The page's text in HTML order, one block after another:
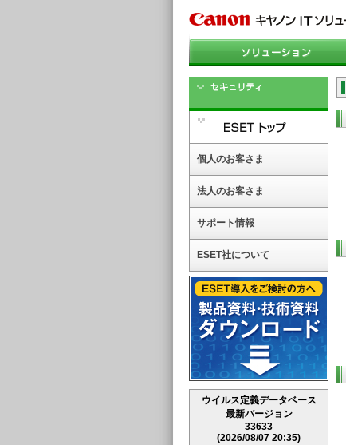
個人のお客さま
法人のお客さま
サポート情報
ESET社について
ウイルス定義データベース
最新バージョン
33633
(2026/08/07 20:35)